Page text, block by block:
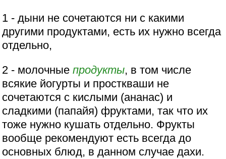
1 - дыни не сочетаются ни с какими
другими продуктами, есть их нужно всегда
отдельно,
2 - молочныепродукты, в том числе
всякие йогурты и просткваши не
сочетаются с кислыми (ананас) и
сладкими (папайя) фруктами, так что их
тоже нужно кушать отдельно. Фрукты
вообще рекомендуют есть всегда до
основных блюд, в данном случае дахи.